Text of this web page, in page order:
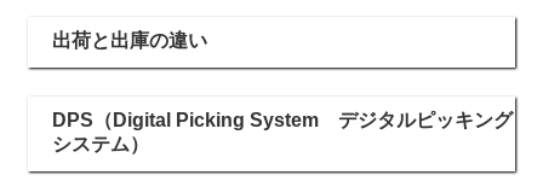
出荷と出庫の違い
DPS（Digital Picking System デジタルピッキング
システム）